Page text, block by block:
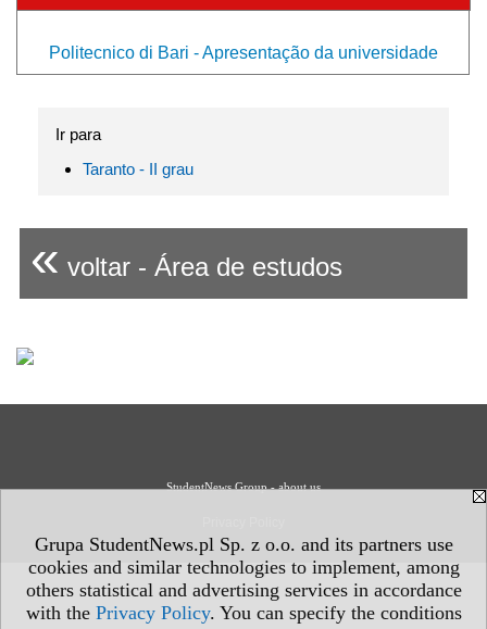
Grupa StudentNews.pl Sp. z o.o. and its partners use
cookies and similar technologies to implement, among
others statistical and advertising services in accordance
with the Privacy Policy. You can specify the conditions
Politecnico di Bari - Apresentação da universidade
Ir para
Taranto - II grau
« voltar - Área de estudos
StudentNews Group - about us